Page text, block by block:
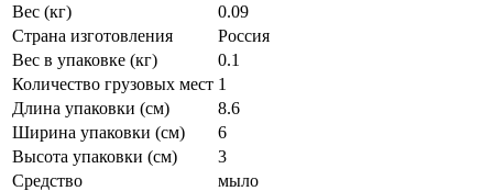
Вес (кг)
0.09
Страна изготовления
Россия
Вес в упаковке (кг)
0.1
Количество грузовых мест 1
Длина упаковки (см)
8.6
Ширина упаковки (см)
6
Высота упаковки (см)
3
Средство
мыло